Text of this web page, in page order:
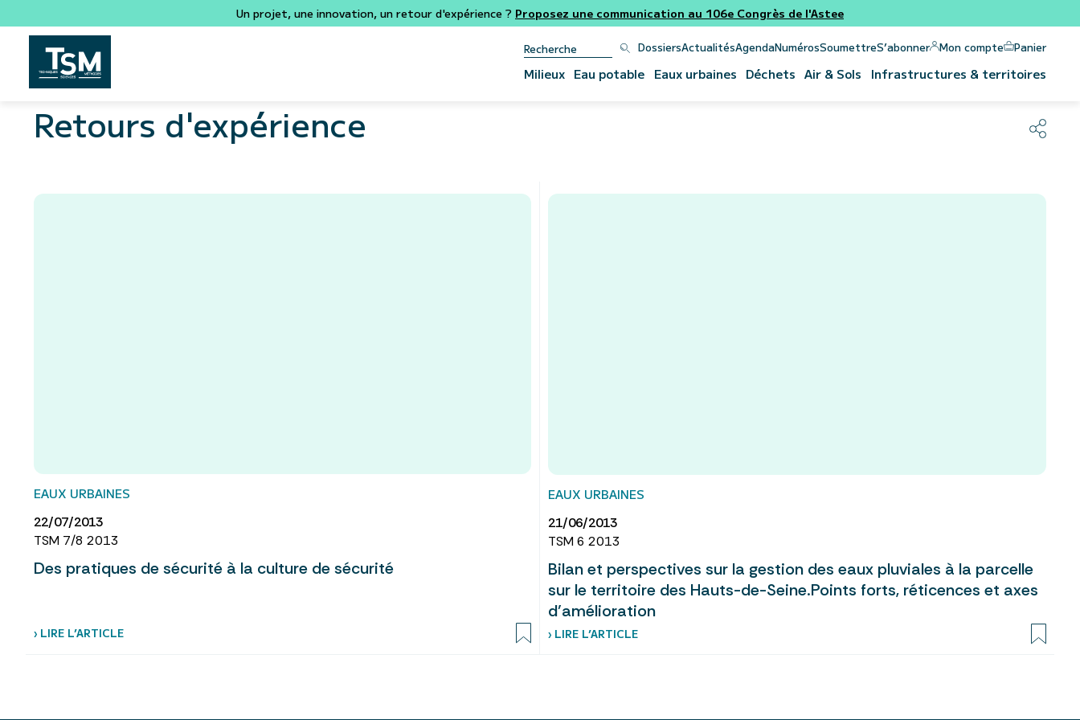
Un projet, une innovation, un retour d'expérience ? Proposez une communication au 106e Congrès de l'Astee
DossiersActualitésAgendaNumérosSoumettreS’abonner Mon compte Panier
Milieux Eau potable Eaux urbaines Déchets Air & Sols Infrastructures & territoires
Retours d'expérience
EAUX URBAINES
22/07/2013
TSM 7/8 2013
Des pratiques de sécurité à la culture de sécurité
› LIRE L’ARTICLE
EAUX URBAINES
21/06/2013
TSM 6 2013
Bilan et perspectives sur la gestion des eaux pluviales à la parcelle
sur le territoire des Hauts-de-Seine.Points forts, réticences et axes
d’amélioration
› LIRE L’ARTICLE